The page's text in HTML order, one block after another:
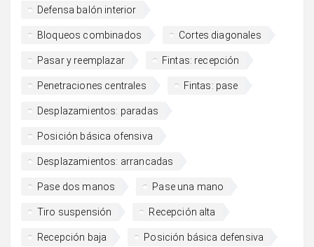
Defensa balón interior
Bloqueos combinados Cortes diagonales
Pasar y reemplazar Fintas: recepción
Penetraciones centrales Fintas: pase
Desplazamientos: paradas
Posición básica ofensiva
Desplazamientos: arrancadas
Pase dos manos Pase una mano
Tiro suspensión Recepción alta
Recepción baja Posición básica defensiva